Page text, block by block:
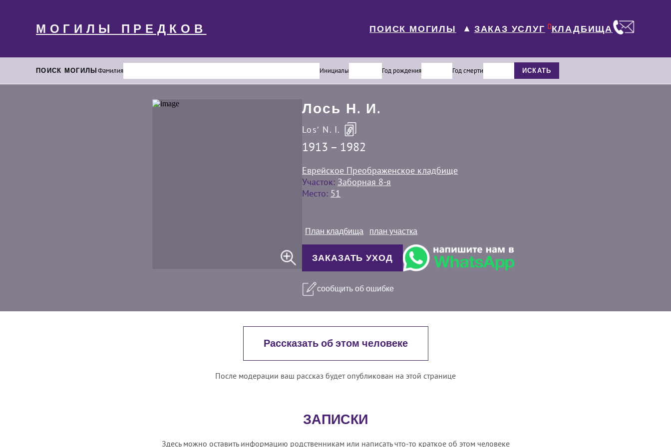
МОГИЛЫ ПРЕДКОВ ПОИСК МОГИЛЫ ▼ ЗАКАЗ УСЛУГ 0КЛАДБИЩА
ПОИСК МОГИЛЫФамилия Инициалы Год рождения Год смерти ИСКАТЬ
Лось Н. И.
Losʹ N. I.
1913 – 1982
Еврейское Преображенское кладбище
Участок: Заборная 8-я
Место: 51
План кладбища план участка
ЗАКАЗАТЬ УХОД
сообщить об ошибке
Рассказать об этом человеке
После модерации ваш рассказ будет опубликован на этой странице
ЗАПИСКИ
Здесь можно оставить информацию родственникам или написать что-то краткое об этом человеке